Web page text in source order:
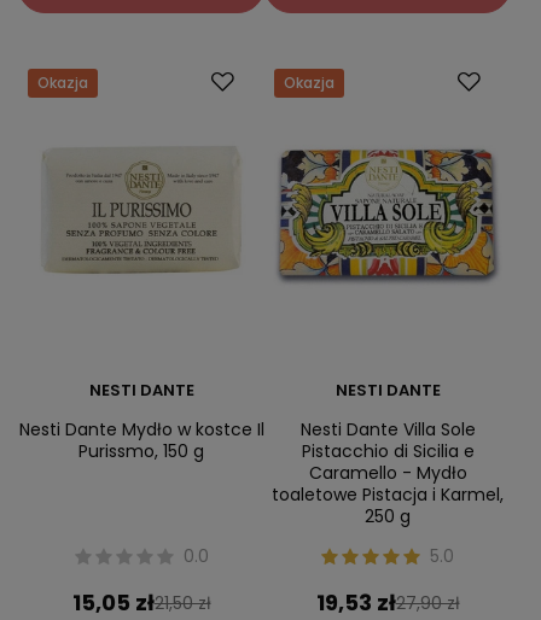
Okazja
NESTI DANTE
Nesti Dante Mydło w kostce Il
Purissmo, 150 g
0.0
15,05 zł21,50 zł
Okazja
NESTI DANTE
Nesti Dante Villa Sole
Pistacchio di Sicilia e
Caramello - Mydło
toaletowe Pistacja i Karmel,
250 g
5.0
19,53 zł27,90 zł